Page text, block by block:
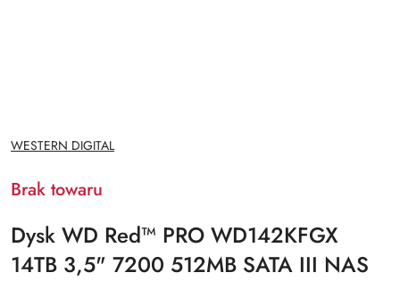
NAZWA
PRODUCENTA:
WESTERN DIGITAL
Brak towaru
Dysk WD Red™ PRO WD142KFGX
14TB 3,5" 7200 512MB SATA III NAS